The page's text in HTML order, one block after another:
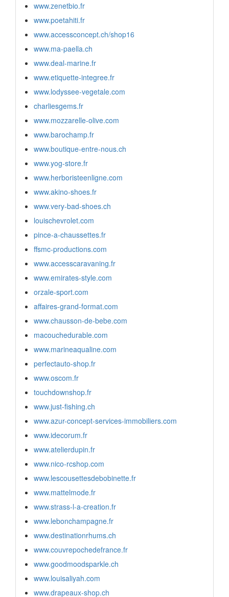
www.zenetbio.fr
www.poetahiti.fr
www.accessconcept.ch/shop16
www.ma-paella.ch
www.deal-marine.fr
www.etiquette-integree.fr
www.lodyssee-vegetale.com
charliesgems.fr
www.mozzarelle-olive.com
www.barochamp.fr
www.boutique-entre-nous.ch
www.yog-store.fr
www.herboristeenligne.com
www.akino-shoes.fr
www.very-bad-shoes.ch
louischevrolet.com
pince-a-chaussettes.fr
ffsmc-productions.com
www.accesscaravaning.fr
www.emirates-style.com
orzale-sport.com
affaires-grand-format.com
www.chausson-de-bebe.com
macouchedurable.com
www.marineaqualine.com
perfectauto-shop.fr
www.oscom.fr
touchdownshop.fr
www.just-fishing.ch
www.azur-concept-services-immobiliers.com
www.idecorum.fr
www.atelierdupin.fr
www.nico-rcshop.com
www.lescousettesdebobinette.fr
www.mattelmode.fr
www.strass-l-a-creation.fr
www.lebonchampagne.fr
www.destinationrhums.ch
www.couvrepochedefrance.fr
www.goodmoodsparkle.ch
www.louisaliyah.com
www.drapeaux-shop.ch